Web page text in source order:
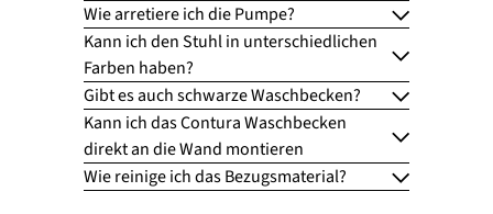
Wie arretiere ich die Pumpe?
Kann ich den Stuhl in unterschiedlichen
Farben haben?
Gibt es auch schwarze Waschbecken?
Kann ich das Contura Waschbecken
direkt an die Wand montieren
Wie reinige ich das Bezugsmaterial?